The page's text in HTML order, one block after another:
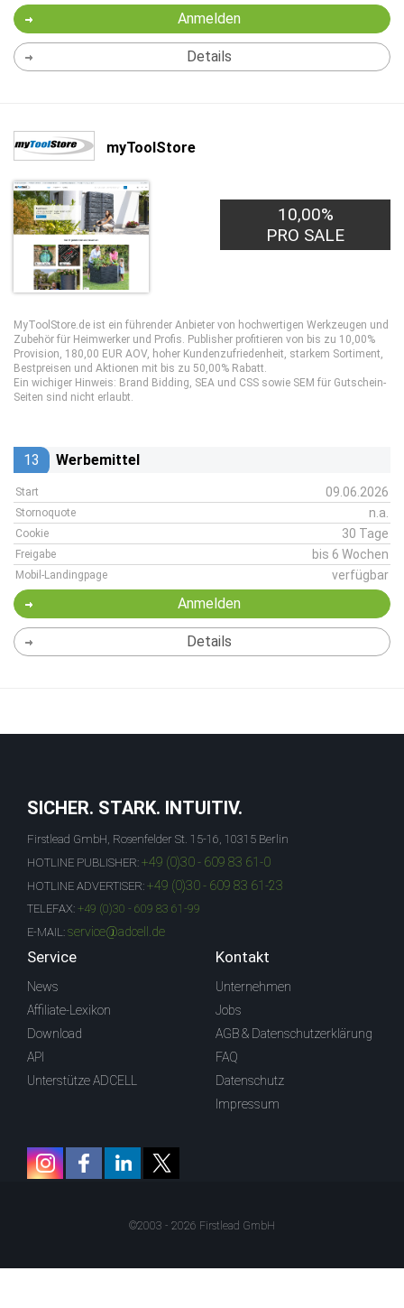
Anmelden
Details
myToolStore
10,00%
PRO SALE
MyToolStore.de ist ein führender Anbieter von hochwertigen Werkzeugen und
Zubehör für Heimwerker und Profis. Publisher profitieren von bis zu 10,00%
Provision, 180,00 EUR AOV, hoher Kundenzufriedenheit, starkem Sortiment,
Bestpreisen und Aktionen mit bis zu 50,00% Rabatt.
Ein wichiger Hinweis: Brand Bidding, SEA und CSS sowie SEM für Gutschein-
Seiten sind nicht erlaubt.
13 Werbemittel
Start 09.06.2026
Stornoquote n.a.
Cookie 30 Tage
Freigabe bis 6 Wochen
Mobil-Landingpage verfügbar
Anmelden
Details
SICHER. STARK. INTUITIV.
Firstlead GmbH, Rosenfelder St. 15-16, 10315 Berlin
HOTLINE PUBLISHER: +49 (0)30 - 609 83 61-0
HOTLINE ADVERTISER: +49 (0)30 - 609 83 61-23
TELEFAX: +49 (0)30 - 609 83 61-99
E-MAIL: service@adcell.de
Service
News
Affiliate-Lexikon
Download
API
Unterstütze ADCELL
Kontakt
Unternehmen
Jobs
AGB & Datenschutzerklärung
FAQ
Datenschutz
Impressum
©2003 - 2026 Firstlead GmbH